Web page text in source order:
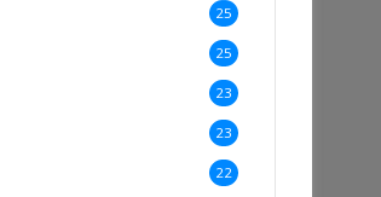
25
25
23
23
22